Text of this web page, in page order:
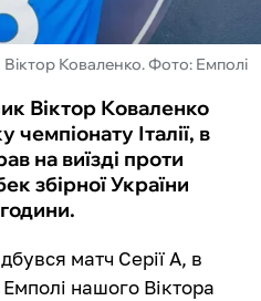
Віктор Коваленко. Фото: Емполі
Віктор Коваленко
чемпіонату Італії, в
на виїзді проти
збірної України
матч Серії А, в
нашого Віктора